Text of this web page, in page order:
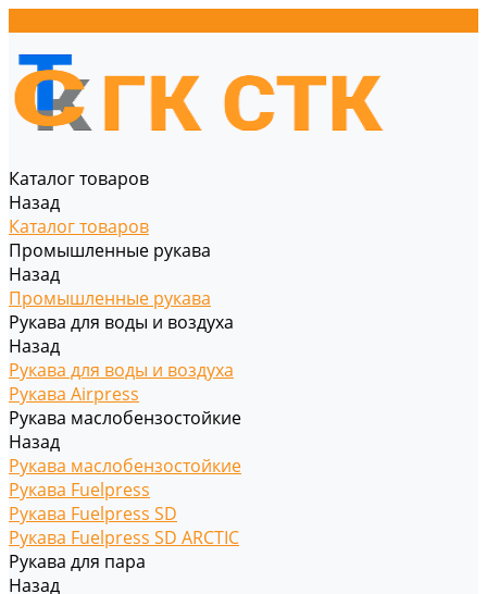
Каталог товаров
Назад
Каталог товаров
Промышленные рукава
Назад
Промышленные рукава
Рукава для воды и воздуха
Назад
Рукава для воды и воздуха
Рукава Airpress
Рукава маслобензостойкие
Назад
Рукава маслобензостойкие
Рукава Fuelpress
Рукава Fuelpress SD
Рукава Fuelpress SD ARCTIC
Рукава для пара
Назад